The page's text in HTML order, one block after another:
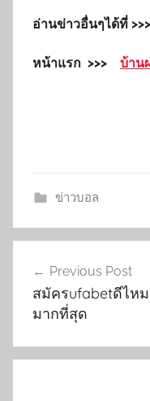
อ่านข่าวอื่นๆได้ที่ >>>
หน้าแรก >>> บ้าน
ข่าวบอล
นำทาง
เรื่อง
Previous Post
สมัครufabetดีไห
มากที่สุด